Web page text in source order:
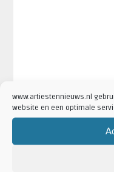
www.artiestennieuws.nl
website en een optimale